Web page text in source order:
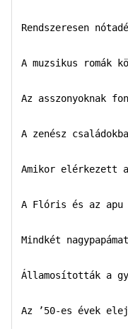
Rendszeresen
A muzsikus romák
Az asszonyoknak
A zenész
Amikor
A Flóris és az apu
Mindkét
Államosították a
Az ’50-es évek